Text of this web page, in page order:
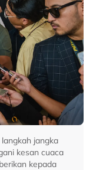
jangka
kesan cuaca
kepada